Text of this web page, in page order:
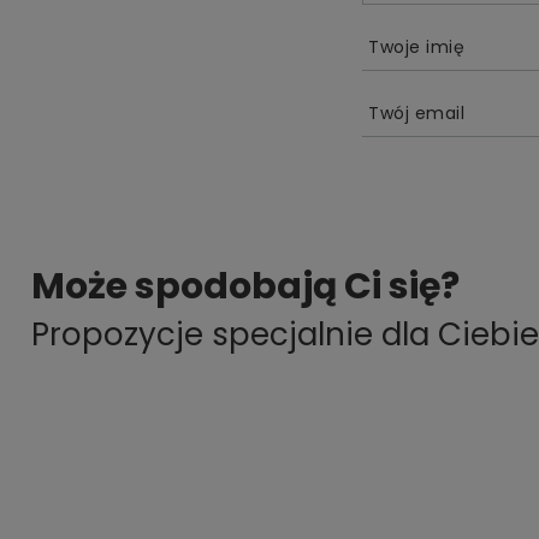
Twoje imię
Twój email
Może spodobają Ci się?
Propozycje specjalnie dla Ciebie